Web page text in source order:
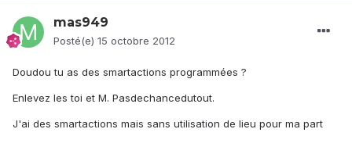
mas949
Posté(e) 15 octobre 2012
Doudou tu as des smartactions programmées ?
Enlevez les toi et M. Pasdechancedutout.
J'ai des smartactions mais sans utilisation de lieu pour ma part